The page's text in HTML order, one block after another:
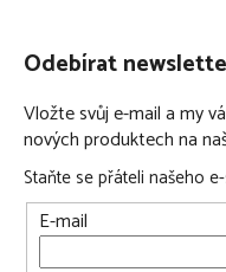
Odebírat
Vložte svůj e-mail a my
nových produktech na
Staňte se přáteli našeho
E-mail